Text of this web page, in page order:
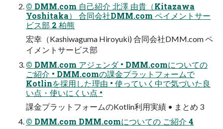
© DMM.com 自己紹介 北澤 由貴（Kitazawa
Yoshitaka） 合同会社DMM.com ペイメントサー
ビス部 2 柏熊
宏幸（Kashiwaguma Hiroyuki) 合同会社DMM.com ペ
イメントサービス部
© DMM.com アジェンダ • DMM.comについての
ご紹介 • DMM.comの課金プラットフォームで
Kotlinを採用した理由 • 使っていく中で気づいた良
い点・使いにくい点 •
課金プラットフォームのKotlin利用実績 • まとめ 3
© DMM.com DMM.comについての ご紹介 4